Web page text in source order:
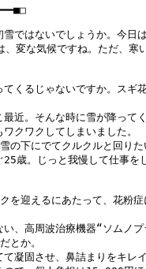
ではないでしょうか。今日
変な気候ですね。ただ、寒
くるじゃないですか。スギ
近。そんな時に雪が降って
クワクしてしまいました。
の下にでてクルクルと回りた
歳。じっと我慢して仕事を
を迎えるにあたって、花粉症
、高周波治療機器“ソムノプ
とか。
凝固させ、鼻詰まりをキレ